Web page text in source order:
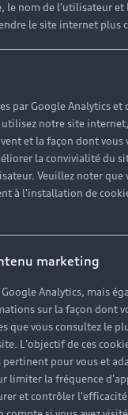
Politique des
le nom de l'utilisateur et
le site internet plus
par Google Analytics et
notre site
et la façon dont vous
la convivialité du
Veuillez noter que
à l'installation de
marketing
Analytics, mais
sur la façon dont
que vous consultez le
L'objectif de ces
pour vous et
limiter la fréquence
et contrôler l'efficacité